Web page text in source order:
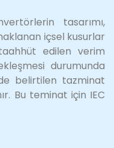
tasarımı,
içsel kusurlar
edilen verim
durumunda
belirtilen tazminat
Bu teminat için IEC